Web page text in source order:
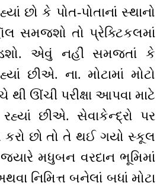
છો કે પોત-પોતાનાં સ્થાનો
સમજશો તો પ્રેક્ટિકલમાં
એવું નહીં સમજતાં કે
છીએ. ના. મોટામાં મોટો
થી ઊંચી પરીક્ષા આપવા માટે
છીએ. સેવાકેન્દ્રો પર
છો તો તે થઈ ગયો સ્કૂલ
મધુબન વરદાન ભૂમિમાં
નિમિત્ત બનેલાં બધાં મોટા